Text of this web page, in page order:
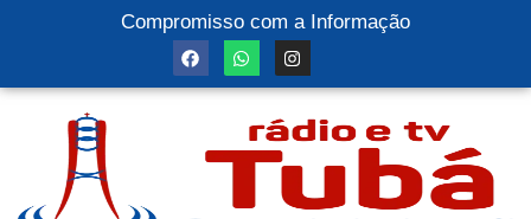
Compromisso com a Informação